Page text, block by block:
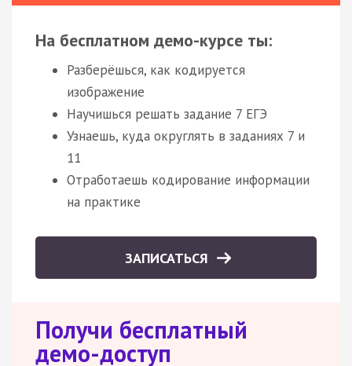
На бесплатном демо-курсе ты:
Разберёшься, как кодируется
изображение
Научишься решать задание 7 ЕГЭ
Узнаешь, куда округлять в заданиях 7 и
11
Отработаешь кодирование информации
на практике
ЗАПИСАТЬСЯ
Получи бесплатный
демо-доступ